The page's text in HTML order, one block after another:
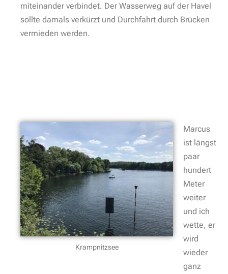
miteinander verbindet. Der Wasserweg auf der Havel
sollte damals verkürzt und Durchfahrt durch Brücken
vermieden werden.
Krampnitzsee
Marcus
ist längst
paar
hundert
Meter
weiter
und ich
wette, er
wird
wieder
ganz